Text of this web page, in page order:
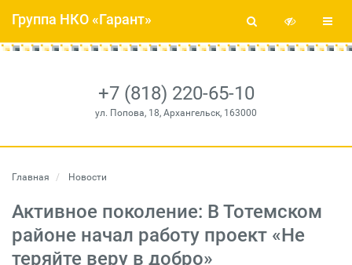
+7 (818) 220-65-10
ул. Попова, 18, Архангельск, 163000
Группа НКО «Гарант»
Главная Новости
Активное поколение: В Тотемском
районе начал работу проект «Не
теряйте веру в добро»